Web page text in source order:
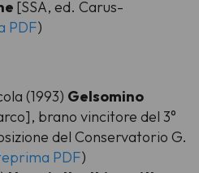
[SSA, ed. Carus-
PDF)
(1993) Gelsomino
brano vincitore del 3°
del Conservatorio G.
PDF)